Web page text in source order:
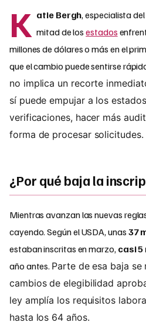
K atie Bergh, especialista
mitad de losestados
millones de dólares o más en el
que el cambio puede sentirse
no implica un recorte
sí puede empujar a los
verificaciones, hacer más
forma de procesar solicitudes.
¿Por qué baja la
Mientras avanzan las nuevas
cayendo. Según el USDA, unas 37
estaban inscritas en marzo, casi 5
año antes. Parte de esa baja
cambios de elegibilidad
ley amplía los requisitos
hasta los 64 años.